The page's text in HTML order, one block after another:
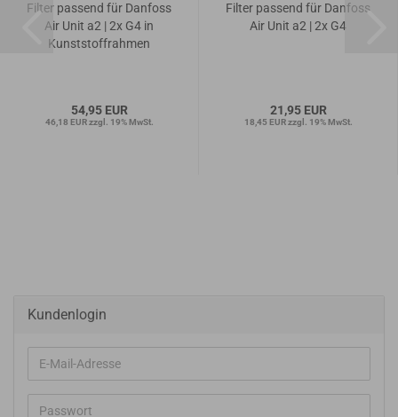
Filter passend für Danfoss
Air Unit a2 | 2x G4 in
Kunststoffrahmen
54,95 EUR
46,18 EUR zzgl. 19% MwSt.
Filter passend für Danfoss
Air Unit a2 | 2x G4
21,95 EUR
18,45 EUR zzgl. 19% MwSt.
Kundenlogin
E-
Mail-
Adresse
Passwort